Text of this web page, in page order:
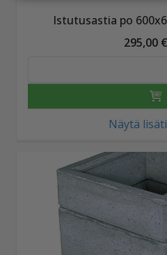
Istutusastia po
295,00
Näytä